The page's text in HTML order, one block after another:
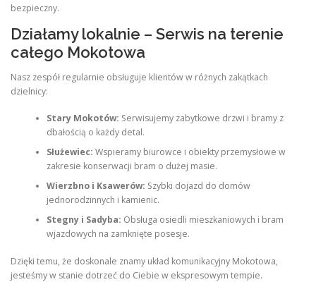
bezpieczny.
Działamy lokalnie – Serwis na terenie
całego Mokotowa
Nasz zespół regularnie obsługuje klientów w różnych zakątkach
dzielnicy:
Stary Mokotów: Serwisujemy zabytkowe drzwi i bramy z
dbałością o każdy detal.
Służewiec: Wspieramy biurowce i obiekty przemysłowe w
zakresie konserwacji bram o dużej masie.
Wierzbno i Ksawerów: Szybki dojazd do domów
jednorodzinnych i kamienic.
Stegny i Sadyba: Obsługa osiedli mieszkaniowych i bram
wjazdowych na zamknięte posesje.
Dzięki temu, że doskonale znamy układ komunikacyjny Mokotowa,
jesteśmy w stanie dotrzeć do Ciebie w ekspresowym tempie.